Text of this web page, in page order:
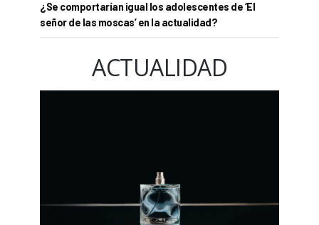
¿Se comportarían igual los adolescentes de ‘El
señor de las moscas’ en la actualidad?
ACTUALIDAD